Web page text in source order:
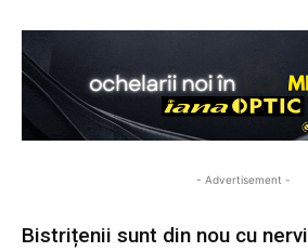
- Advertisement -
Bistrițenii sunt din nou cu